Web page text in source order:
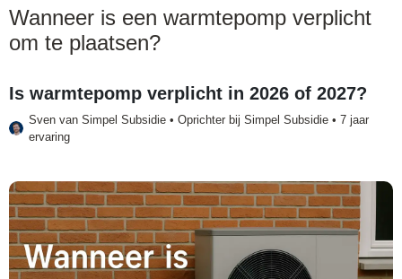
Wanneer is een warmtepomp verplicht
om te plaatsen?
Is warmtepomp verplicht in 2026 of 2027?
Sven van Simpel Subsidie • Oprichter bij Simpel Subsidie • 7 jaar
ervaring